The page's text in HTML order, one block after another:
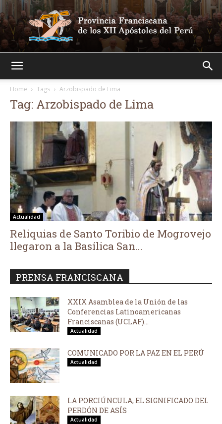
Home
Tags Arzobispado de Lima
Tag: Arzobispado de Lima
Actualidad
Reliquias de Santo Toribio de Mogrovejo
llegaron a la Basílica San...
PRENSA FRANCISCANA
XXIX Asamblea de la Unión de las
Conferencias Latinoamericanas
Franciscanas (UCLAF)...
Actualidad
COMUNICADO POR LA PAZ EN EL PERÚ
Actualidad
LA PORCIÚNCULA, EL SIGNIFICADO DEL
PERDÓN DE ASÍS
Actualidad